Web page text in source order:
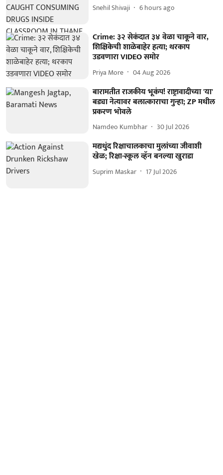
Snehil Shivaji 6 hours ago
Crime: ३२ सेकंदात ३४ वेळा चाकूने वार,
शिक्षिकेची शाळेबाहेर हत्या; थरकाप
उडवणारा VIDEO समोर
Priya More 04 Aug 2026
बारामतीत राजकीय भूकंप! राष्ट्रावादीच्या 'या'
बड्या नेत्यावर बलात्काराचा गुन्हा; ZP मधील
प्रकरण भोवले
Namdeo Kumbhar 30 Jul 2026
मद्यधुंद रिक्षाचालकाचा मुलांच्या जीवाशी
खेळ; रिक्षा-स्कूल व्हॅन बनल्या खुराडा
Suprim Maskar 17 Jul 2026